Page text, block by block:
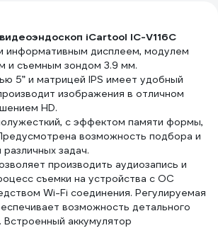
iCartool IC-V116C
информативным дисплеем, модулем
и съемным зондом 3.9 мм.
5” и матрицей IPS имеет удобный
изображения в отличном
HD.
с эффектом памяти формы,
возможность подбора и
задач.
производить аудиозапись и
съемки на устройства с ОС
Wi-Fi соединения. Регулируемая
возможность детального
аккумулятор